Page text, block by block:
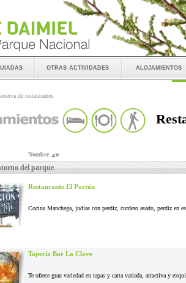
otras actividades alojamientos
de restaurantes
Nombre
del parque
Restaurante El Portón
Cocina Manchega, judias con perdiz, cordero asado, perdiz en
Tapería Bar La Clave
Te ofrece gran variedad en tapas y carta variada, atractiva y